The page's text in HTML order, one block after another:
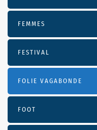
FEMMES
FESTIVAL
FOLIE VAGABONDE
FOOT